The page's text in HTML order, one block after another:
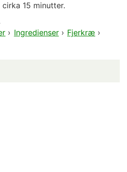
15 minutter.
› Ingredienser› Fjerkræ ›